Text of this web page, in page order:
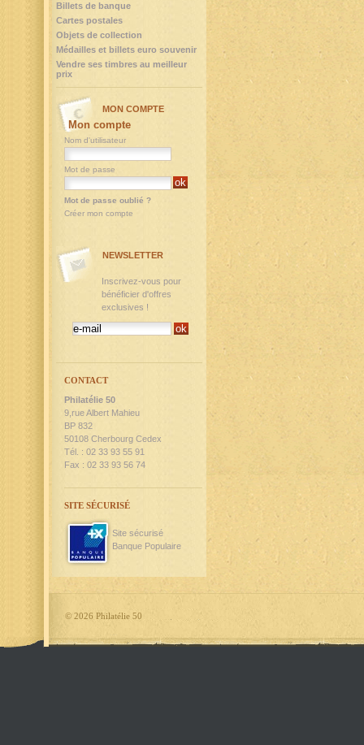
Billets de banque
Cartes postales
Objets de collection
Médailles et billets euro souvenir
Vendre ses timbres au meilleur
prix
MON COMPTE
Mon compte
Nom d'utilisateur
Mot de passe
Mot de passe oublié ?
Créer mon compte
NEWSLETTER
Inscrivez-vous pour
bénéficier d'offres
exclusives !
CONTACT
Philatélie 50
9,rue Albert Mahieu
BP 832
50108 Cherbourg Cedex
Tél. : 02 33 93 55 91
Fax : 02 33 93 56 74
SITE SÉCURISÉ
Site sécurisé
Banque Populaire
© 2026 Philatélie 50